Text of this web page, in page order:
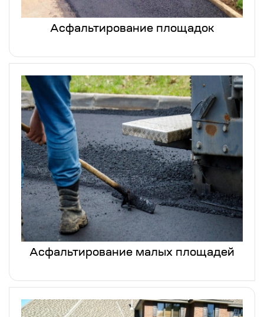
Асфальтирование площадок
Асфальтирование малых площадей